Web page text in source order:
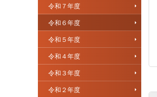
令和７年度
令和６年度
令和５年度
令和４年度
令和３年度
令和２年度